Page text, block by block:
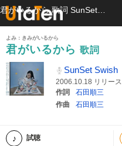
よみ：きみがいるから
君がいるから 歌詞
SunSet Swish
2006.10.18 リリース
作詞
石田順三
作曲
石田順三
試聴